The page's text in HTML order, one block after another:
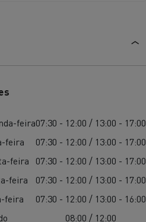
feira07:30 - 12:00 / 13:00 - 17:00
feira
07:30 - 12:00 / 13:00 - 17:00
feira
07:30 - 12:00 / 13:00 - 17:00
feira
07:30 - 12:00 / 13:00 - 17:00
feira
07:30 - 12:00 / 13:00 - 16:00
08:00 / 12:00